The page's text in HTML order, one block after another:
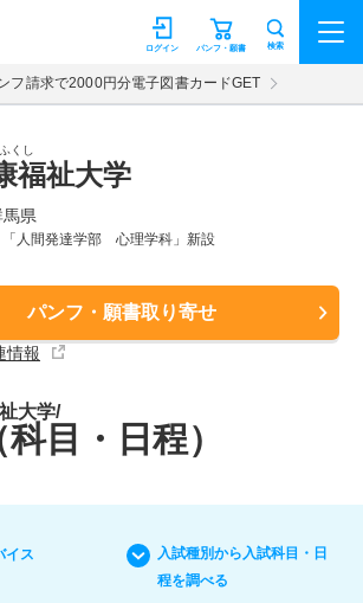
ジョン パンフ・願書
ログイン 検索
フ請求で2000円分電子図書カードGET
くし
福祉大学
馬県
人間発達学部 心理学科」新設
パンフ・願書取り寄せ
情報
大学/
目・日程）
イス
入試種別から入試科目・日
程を調べる